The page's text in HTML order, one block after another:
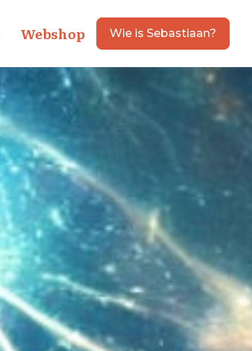
Webshop Wie is Sebastiaan?